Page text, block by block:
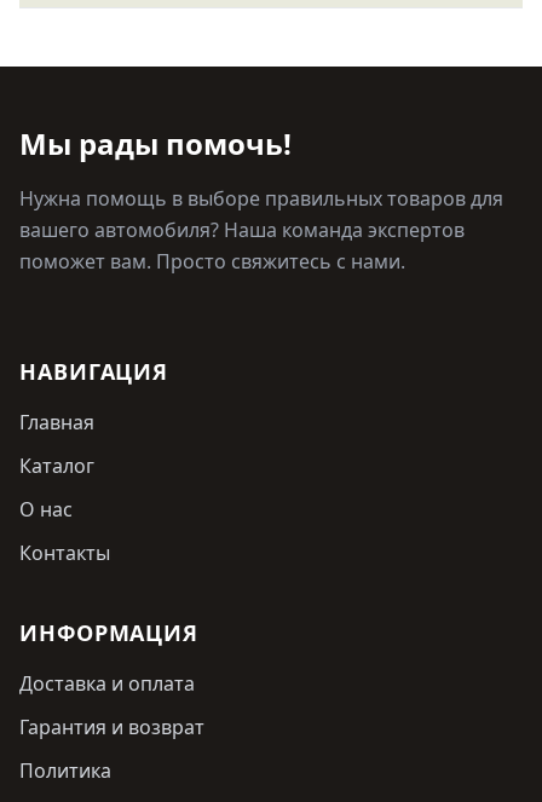
Мы рады помочь!
Нужна помощь в выборе правильных товаров для
вашего автомобиля? Наша команда экспертов
поможет вам. Просто свяжитесь с нами.
НАВИГАЦИЯ
Главная
Каталог
О нас
Контакты
ИНФОРМАЦИЯ
Доставка и оплата
Гарантия и возврат
Политика